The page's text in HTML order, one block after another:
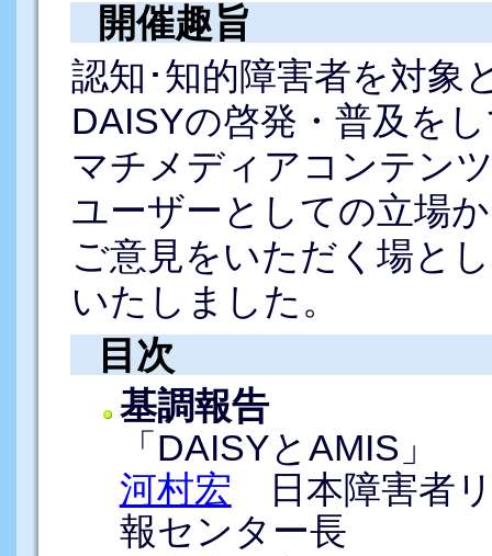
開催趣旨
認知･知的障害者を対象
DAISYの啓発・普及を
マチメディアコンテン
ユーザーとしての立場
ご意見をいただく場と
いたしました。
目次
基調報告
「DAISYとAMIS」
河村宏 日本障害者
報センター長